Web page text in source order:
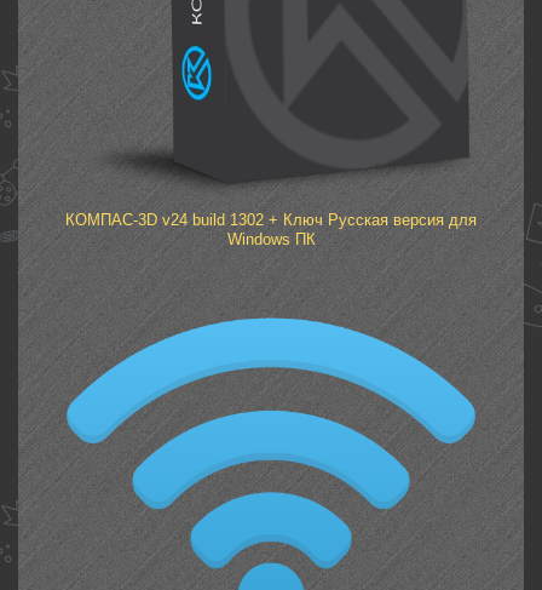
КОМПАС-3D v24 build 1302 + Ключ Русская версия для
Windows ПК